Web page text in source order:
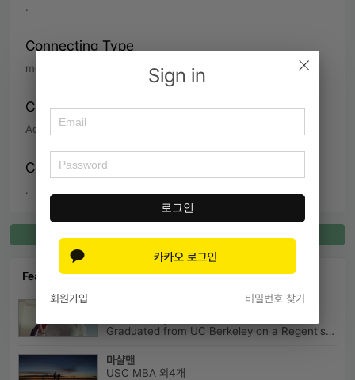
Sign in
로그인
회원가입 비밀번호 찾기
.
Connecting Type
meal at restaurant,  video conference
Contents of Service
Admissions Information,  Study skills consultation
Connecting Time
.
Featured Connect
Graduated from UC Berkeley on a Regent's Scholarship. Af...
마샬맨
USC MBA 외4개